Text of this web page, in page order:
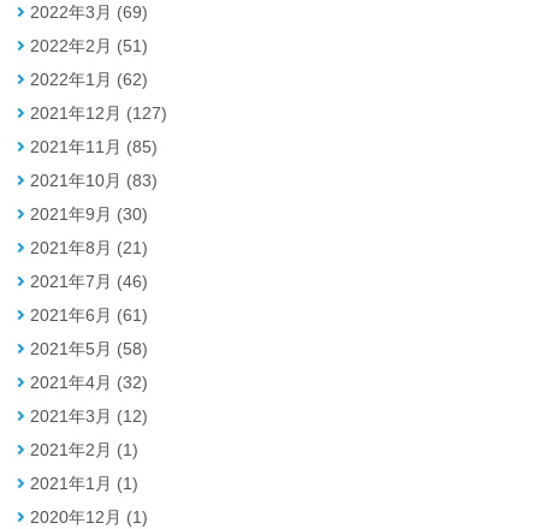
2022年3月 (69)
2022年2月 (51)
2022年1月 (62)
2021年12月 (127)
2021年11月 (85)
2021年10月 (83)
2021年9月 (30)
2021年8月 (21)
2021年7月 (46)
2021年6月 (61)
2021年5月 (58)
2021年4月 (32)
2021年3月 (12)
2021年2月 (1)
2021年1月 (1)
2020年12月 (1)